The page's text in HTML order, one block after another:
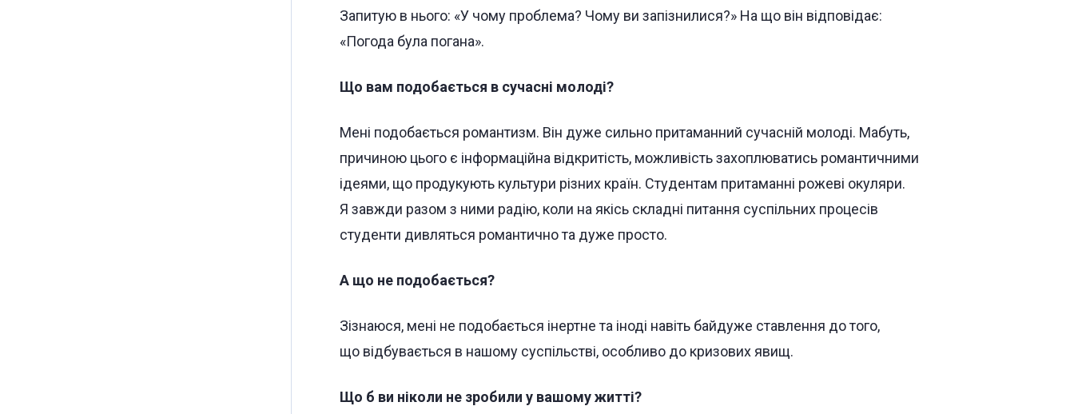
Запитую в нього: «У чому проблема? Чому ви запізнилися?» На що він відповідає:
«Погода була погана».
Що вам подобається в сучасні молоді?
Мені подобається романтизм. Він дуже сильно притаманний сучасній молоді. Мабуть,
причиною цього є інформаційна відкритість, можливість захоплюватись романтичними
ідеями, що продукують культури різних країн. Студентам притаманні рожеві окуляри.
Я завжди разом з ними радію, коли на якісь складні питання суспільних процесів
студенти дивляться романтично та дуже просто.
А що не подобається?
Зізнаюся, мені не подобається інертне та іноді навіть байдуже ставлення до того,
що відбувається в нашому суспільстві, особливо до кризових явищ.
Що б ви ніколи не зробили у вашому житті?